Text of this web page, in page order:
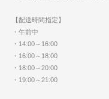
【配送時間指定】
・午前中
・14:00～16:00
・16:00～18:00
・18:00～20:00
・19:00～21:00